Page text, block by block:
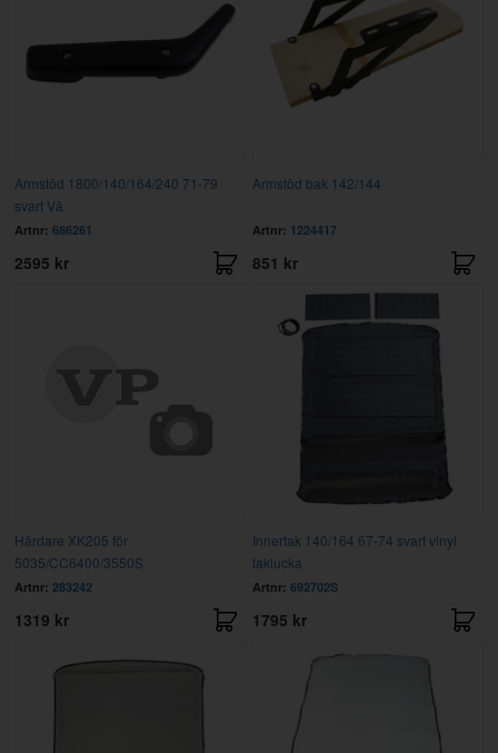
Armstöd 1800/140/164/240 71-79
svart Vä
Artnr: 686261
2595 kr
Armstöd bak 142/144
Artnr: 1224417
851 kr
Härdare XK205 för
5035/CC6400/3550S
Artnr: 283242
1319 kr
Innertak 140/164 67-74 svart vinyl
taklucka
Artnr: 692702S
1795 kr